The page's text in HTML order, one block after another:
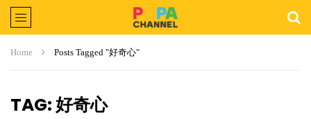
Home Posts Tagged "好奇心"
TAG: 好奇心